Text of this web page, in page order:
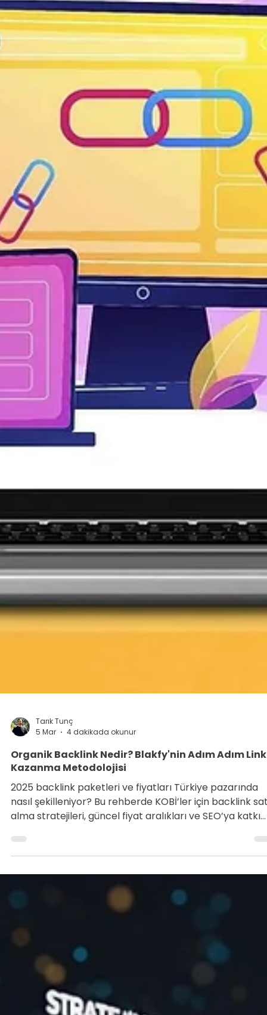
Tarık Tunç
5 Mar
4 dakikada okunur
Organik Backlink Nedir? Blakfy'nin Adım Adım Link
Kazanma Metodolojisi
2025 backlink paketleri ve fiyatları Türkiye pazarında
nasıl şekilleniyor? Bu rehberde KOBİ’ler için backlink
sıralamalarında yükselmek isteyen işletmeler için
piyasa örnekleri ve pratik öneriler sunuyoruz.